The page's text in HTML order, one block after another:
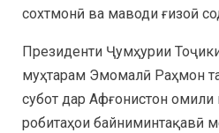
сохтмонӣ ва маводи ғизоӣ
Президенти Ҷумҳурии
муҳтарам Эмомалӣ Раҳмон
субот дар Афғонистон
робитаҳои байниминтақавӣ